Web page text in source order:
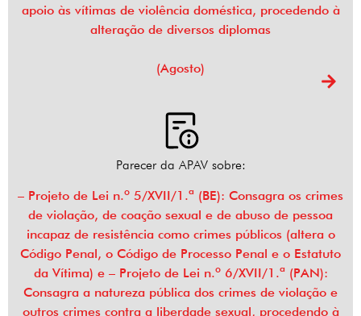
apoio às vítimas de violência doméstica, procedendo à
alteração de diversos diplomas
(Agosto)
Parecer da APAV sobre:
– Projeto de Lei n.º 5/XVII/1.ª (BE): Consagra os crimes
de violação, de coação sexual e de abuso de pessoa
incapaz de resistência como crimes públicos (altera o
Código Penal, o Código de Processo Penal e o Estatuto
da Vítima) e – Projeto de Lei n.º 6/XVII/1.ª (PAN):
Consagra a natureza pública dos crimes de violação e
outros crimes contra a liberdade sexual, procedendo à